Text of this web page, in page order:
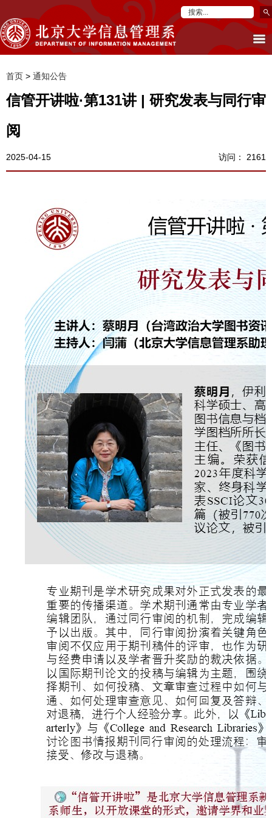
首页 > 通知公告
信管开讲啦·第131讲 | 研究发表与同行审
阅
2025-04-15 访问： 2161